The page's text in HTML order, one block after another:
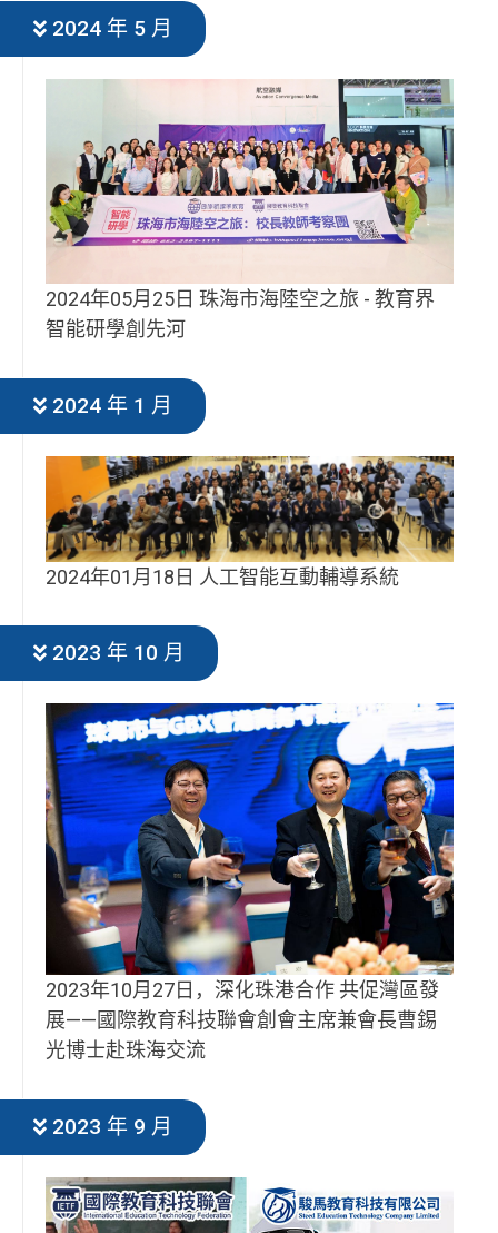
2024 年 5 月
2024年05月25日 珠海市海陸空之旅 - 教育界
智能研學創先河​
2024 年 1 月
2024年01月18日 人工智能互動輔導系統
2023 年 10 月
2023年10月27日，深化珠港合作 共促灣區發
展——國際教育科技聯會創會主席兼會長曹錫
光博士赴珠海交流
2023 年 9 月